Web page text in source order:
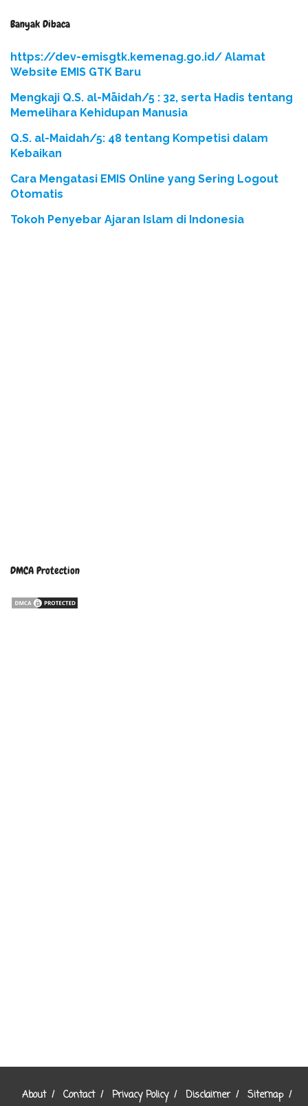
Banyak Dibaca
https://dev-emisgtk.kemenag.go.id/ Alamat
Website EMIS GTK Baru
Mengkaji Q.S. al-Māidah/5 : 32, serta Hadis tentang
Memelihara Kehidupan Manusia
Q.S. al-Maidah/5: 48 tentang Kompetisi dalam
Kebaikan
Cara Mengatasi EMIS Online yang Sering Logout
Otomatis
Tokoh Penyebar Ajaran Islam di Indonesia
DMCA Protection
About Contact Privacy Policy Disclaimer Sitemap